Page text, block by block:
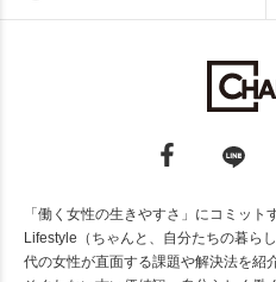
「働く女性の生きやすさ」にコミッ
Lifestyle（ちゃんと、自分たちの暮ら
代の女性が直面する課題や解決法を紹